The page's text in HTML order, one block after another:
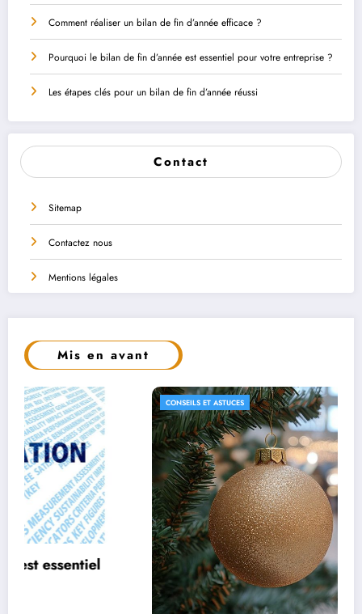
Comment réaliser un bilan de fin d’année efficace ?
Pourquoi le bilan de fin d’année est essentiel pour votre entreprise ?
Les étapes clés pour un bilan de fin d’année réussi
Contact
Sitemap
Contactez nous
Mentions légales
Mis en avant
CONSEILS ET ASTUCES